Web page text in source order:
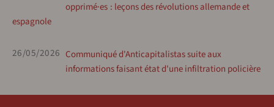
opprimé·es : leçons des révolutions allemande et
espagnole
26/05/2026 Communiqué d'Anticapitalistas suite aux
informations faisant état d'une infiltration policière